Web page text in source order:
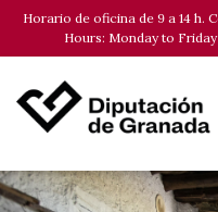
Horario de oficina de 9 a 14
Hours: Monday to